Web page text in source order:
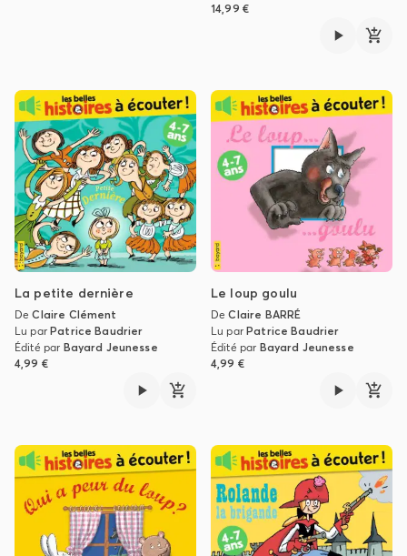
14,99 €
La petite dernière
DeClaire Clément
Lu parPatrice Baudrier
Édité par Bayard Jeunesse
4,99 €
Le loup goulu
DeClaire BARRÉ
Lu parPatrice Baudrier
Édité par Bayard Jeunesse
4,99 €